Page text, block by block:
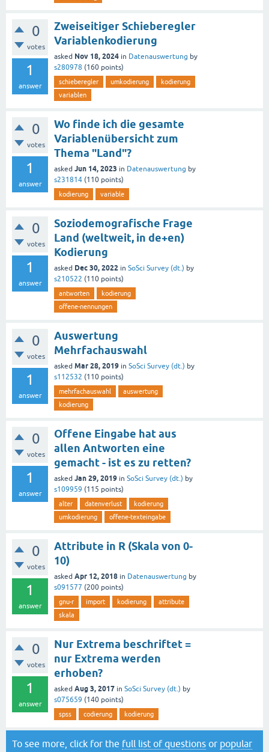
0
votes
1
answer
Zweiseitiger Schieberegler
Variablenkodierung
asked Nov 18, 2024 in Datenauswertung by
s280978 (160 points)
schieberegler umkodierung
kodierung
variablen
0
votes
1
answer
Wo finde ich die gesamte
Variablenübersicht zum
Thema "Land"?
asked Jun 14, 2023 in Datenauswertung by
s231814 (110 points)
kodierung variable
0
votes
1
answer
Soziodemografische Frage
Land (weltweit, in de+en)
Kodierung
asked Dec 30, 2022 in SoSci Survey (dt.) by
s210522 (110 points)
antworten
kodierung
offene-nennungen
0
votes
1
answer
Auswertung
Mehrfachauswahl
asked Mar 28, 2019 in SoSci Survey (dt.) by
s112532 (110 points)
mehrfachauswahl
auswertung
kodierung
0
votes
1
answer
Offene Eingabe hat aus
allen Antworten eine
gemacht - ist es zu retten?
asked Jan 29, 2019 in SoSci Survey (dt.) by
s109959 (115 points)
alter datenverlust
kodierung
umkodierung
offene-texteingabe
0
votes
1
answer
Attribute in R (Skala von 0-
10)
asked Apr 12, 2018 in Datenauswertung by
s091577 (200 points)
gnu-r import kodierung
attribute
skala
0
votes
1
answer
Nur Extrema beschriftet =
nur Extrema werden
erhoben?
asked Aug 3, 2017 in SoSci Survey (dt.) by
s075659 (140 points)
spss codierung kodierung
To see more, click for the full list of questions or popular